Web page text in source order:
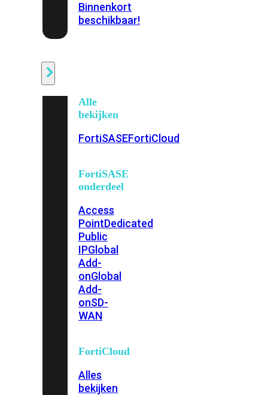
Binnenkort
beschikbaar!
Alle
bekijken
FortiSASEFortiCloud
FortiSASE
onderdeel
Access
PointDedicated
Public
IPGlobal
Add-
onGlobal
Add-
onSD-
WAN
FortiCloud
Alles
bekijken